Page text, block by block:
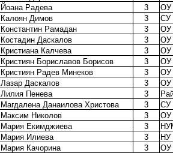
Йоана Радева
3
ОУ
Калоян Димов
3
СУ
Константин Рамадан
3
ОУ
Костадин Даскалов
3
ОУ
Кристиана Калчева
3
ОУ
Кристиян Бориславов Борисов
3
ОУ
Кристиян Радев Минеков
3
ОУ
Лазар Даскалов
3
ОУ
Лилия Пенева
3
Магдалена Данаилова Христова
3
СУ
Максим Николов
3
ОУ
Мария Екимджиева
3
Мария Илиева
3
НУ
Мария Качорина
3
ОУ